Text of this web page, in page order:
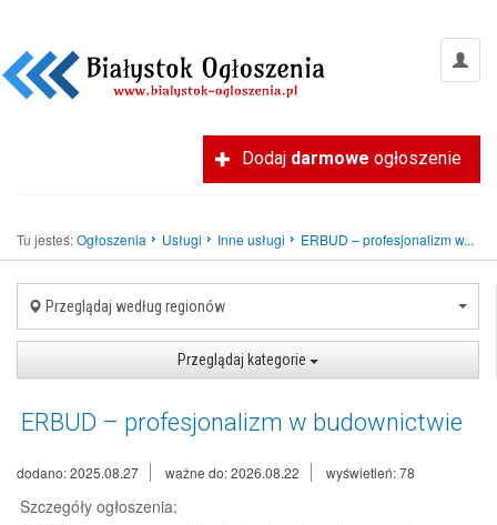
Dodaj darmowe ogłoszenie
Tu jesteś:Ogłoszenia Usługi Inne usługi ERBUD – profesjonalizm w...
Przeglądaj według regionów
Przeglądaj kategorie
ERBUD – profesjonalizm w budownictwie
dodano: 2025.08.27 ważne do: 2026.08.22 wyświetleń: 78
Szczegóły ogłoszenia: